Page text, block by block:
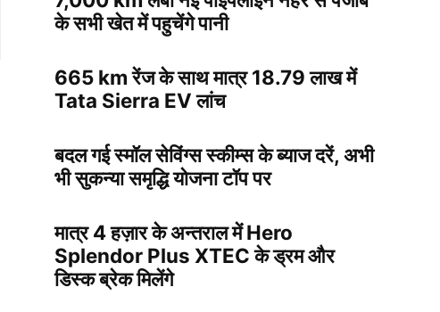
के सभी खेत में पहुचेंगे पानी
665 km रेंज के साथ मात्र 18.79 लाख में
Tata Sierra EV लांच
बदल गई स्मॉल सेविंग्स स्कीम्स के ब्याज दरें, अभी
भी सुकन्या समृद्धि योजना टॉप पर
मात्र 4 हज़ार के अन्तराल में Hero
Splendor Plus XTEC के ड्रम और
डिस्क ब्रेक मिलेंगे